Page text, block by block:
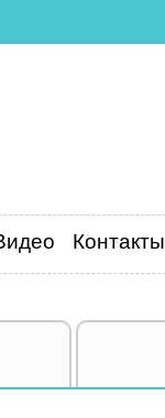
Контакты